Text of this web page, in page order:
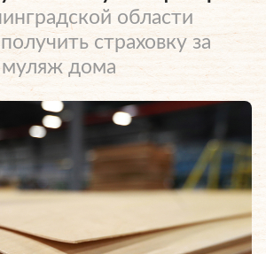
области
страховку за
дома